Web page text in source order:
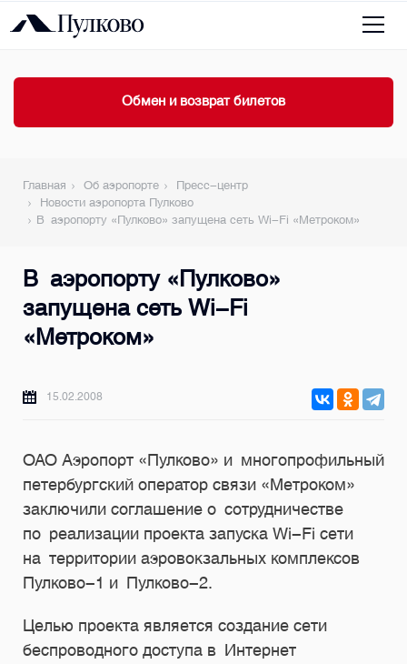
Обмен и возврат билетов
Главная Об аэропорте
Пресс-центр
Новости аэропорта Пулково
В аэропорту «Пулково» запущена сеть Wi-Fi «Метроком»
В аэропорту «Пулково»
запущена сеть Wi-Fi
«Метроком»
15.02.2008
ОАО Аэропорт «Пулково» и многопрофильный
петербургский оператор связи «Метроком»
заключили соглашение о сотрудничестве
по реализации проекта запуска Wi-Fi сети
на территории аэровокзальных комплексов
Пулково-1 и Пулково-2.
Целью проекта является создание сети
беспроводного доступа в Интернет